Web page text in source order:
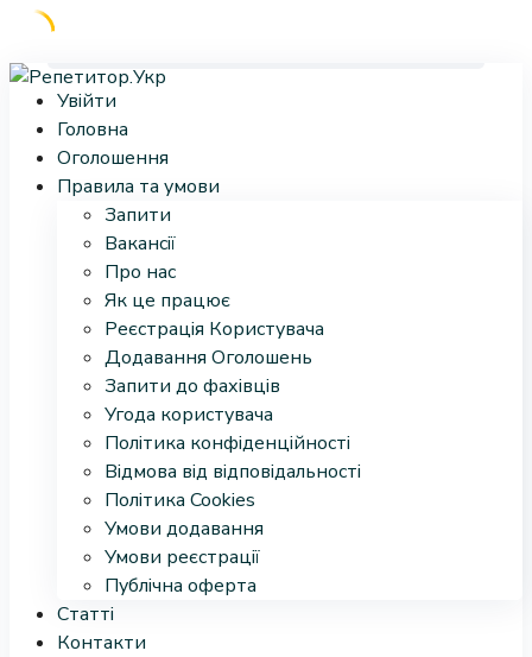
Skip
content
Увійти
Головна
Оголошення
Правила та умови
Запити
Вакансії
Про нас
Як це працює
Реєстрація Користувача
Додавання Оголошень
Запити до фахівців
Угода користувача
Політика конфіденційності
Відмова від відповідальності
Політика Cookies
Умови додавання
Умови реєстрації
Публічна оферта
Статті
Контакти